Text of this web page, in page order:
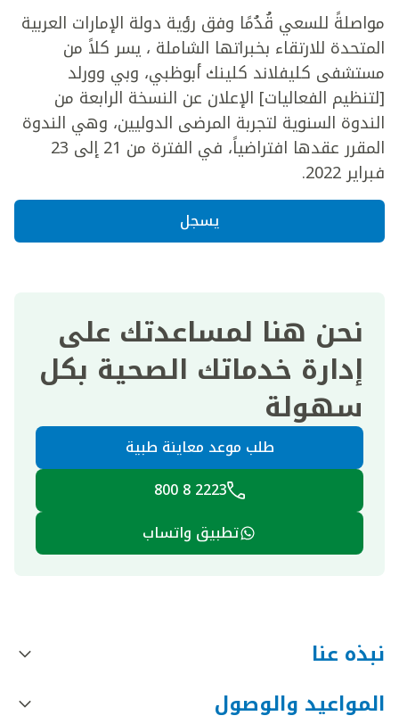
مواصلةً للسعي قُدُمًا وفق رؤية دولة الإمارات العربية
المتحدة للارتقاء بخبراتها الشاملة ، يسر كلاً من
مستشفى كليفلاند كلينك أبوظبي، وبي وورلد
[لتنظيم الفعاليات] الإعلان عن النسخة الرابعة من
الندوة السنوية لتجربة المرضى الدوليين، وهي الندوة
المقرر عقدها افتراضياً، في الفترة من 21 إلى 23
فبراير 2022.
يسجل
نحن هنا لمساعدتك على
إدارة خدماتك الصحية بكل
سهولة
طلب موعد معاينة طبية
2223 8 800
تطبيق واتساب
نبذه عنا
المواعيد والوصول